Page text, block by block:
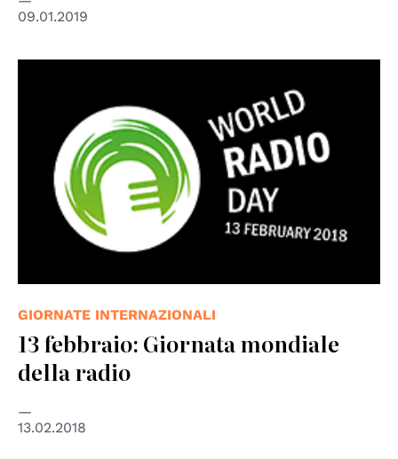
09.01.2019
GIORNATE INTERNAZIONALI
13 febbraio: Giornata mondiale
della radio
13.02.2018